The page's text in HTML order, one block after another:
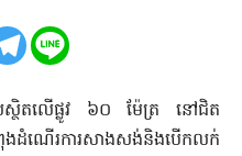
ស្ថិតលើផ្លូវ ៦០ ម៉ែត្រ នៅជិត
ងដំណើរការសាងសង់និងបើកលក់